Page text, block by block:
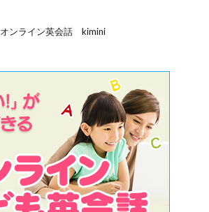
オンライン英会話 kimini